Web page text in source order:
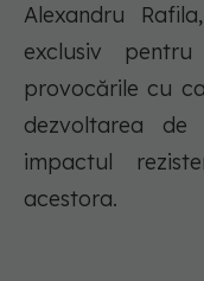
Alexandru
exclusiv
provocările cu
dezvoltarea
impactul
acestora.